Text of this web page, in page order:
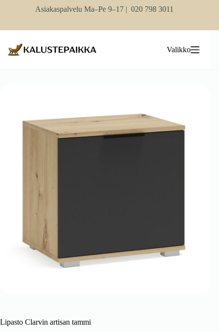
Asiakaspalvelu Ma–Pe 9–17 | 020 798 3011
Valikko
Lipasto Clarvin artisan tammi